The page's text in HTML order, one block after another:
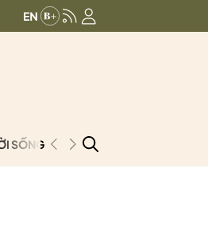
0.5 (0.17%) UPCOMINDEX:
SỐNG PODCAST